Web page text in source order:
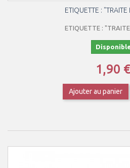
ETIQUETTE :
ETIQUETTE :
1,90 €
Ajouter au panier